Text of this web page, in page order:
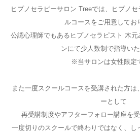
ヒプノセラピーサロン Treeでは、ヒプノ
ルコースをご用意してお
公認心理師でもあるヒプノセラピスト 木
ンにて少人数制で指導いた
※当サロンは女性限定
また一度スクールコースを受講された方は
ーとして
再受講制度やアフターフォロー講座を
一度切りのスクールで終わりではなく、し
料金
スクール
お客様の声
よくある質問